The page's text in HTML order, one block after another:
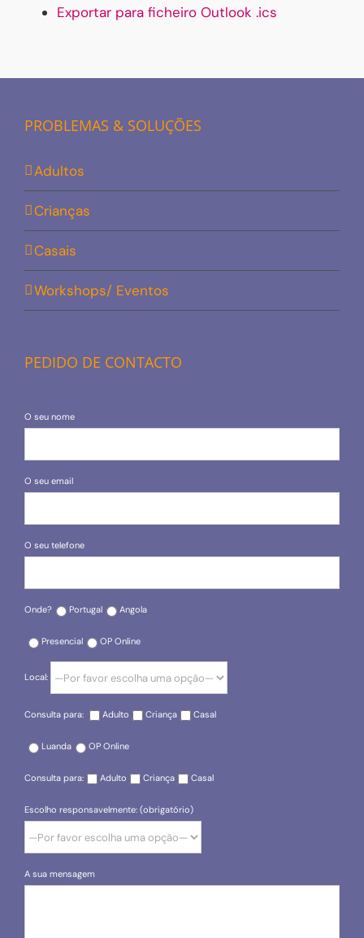
Exportar para ficheiro Outlook .ics
PROBLEMAS & SOLUÇÕES
Adultos
Crianças
Casais
Workshops/ Eventos
PEDIDO DE CONTACTO
O seu nome
O seu email
O seu telefone
Onde? Portugal Angola
Presencial OP Online
Local:
Consulta para: Adulto Criança Casal
Luanda OP Online
Consulta para: Adulto Criança Casal
Escolho responsavelmente: (obrigatório)
A sua mensagem